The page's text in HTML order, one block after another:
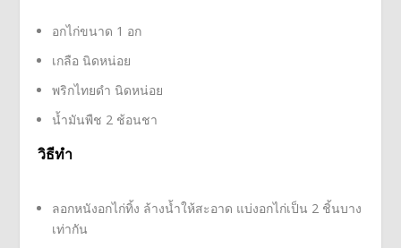
อกไก่ขนาด 1 อก
เกลือ นิดหน่อย
พริกไทยดำ นิดหน่อย
น้ำมันพืช 2 ช้อนชา
วิธีทำ
ลอกหนังอกไก่ทิ้ง ล้างน้ำให้สะอาด แบ่งอกไก่เป็น 2 ชิ้นบาง
เท่ากัน